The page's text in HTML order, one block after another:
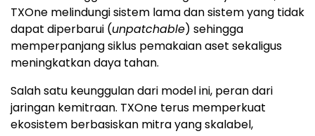
TXOne melindungi sistem lama dan sistem yang tidak
dapat diperbarui (unpatchable) sehingga
memperpanjang siklus pemakaian aset sekaligus
meningkatkan daya tahan.
Salah satu keunggulan dari model ini, peran dari
jaringan kemitraan. TXOne terus memperkuat
ekosistem berbasiskan mitra yang skalabel,